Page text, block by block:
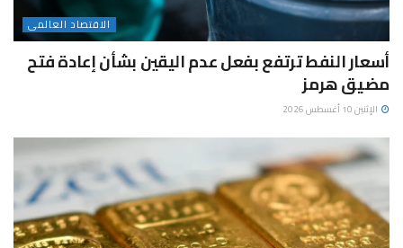
الاقتصاد العالمى
أسعار النفط ترتفع بفعل عدم اليقين بشأن إعادة فتح
مضيق هرمز
الإثنين 10 أغسطس 2026